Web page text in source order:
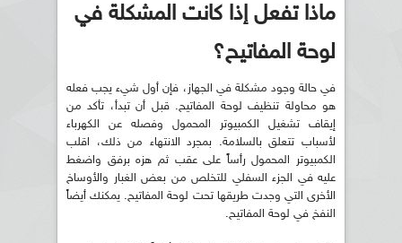
ماذا تفعل إذا كانت المشكلة في
لوحة المفاتيح؟
في حالة وجود مشكلة في الجهاز، فإن أول شيء يجب فعله
هو محاولة تنظيف لوحة المفاتيح. قبل أن تبدأ، تأكد من
إيقاف تشغيل الكمبيوتر المحمول وفصله عن الكهرباء
لأسباب تتعلق بالسلامة. بمجرد الانتهاء من ذلك، اقلب
الكمبيوتر المحمول رأساً على عقب ثم هزه برفق واضغط
عليه في الجزء السفلي للتخلص من بعض الغبار والأوساخ
الأخرى التي وجدت طريقها تحت لوحة المفاتيح. يمكنك أيضاً
النفخ في لوحة المفاتيح.